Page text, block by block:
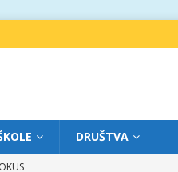
DRUŠTVA